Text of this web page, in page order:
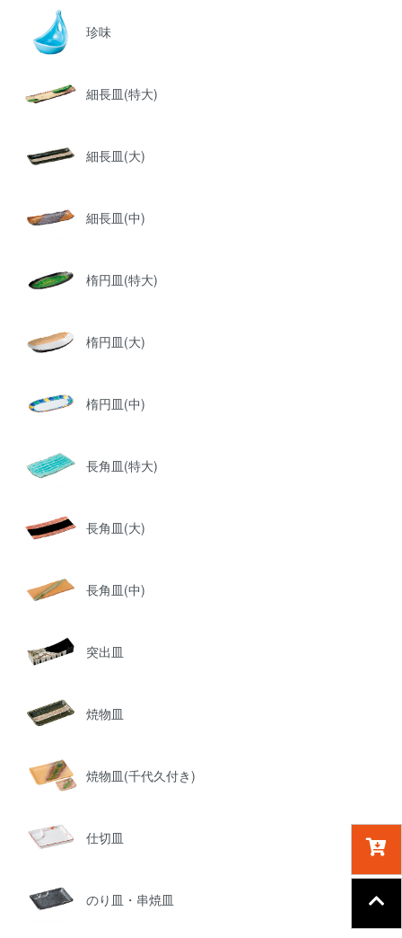
珍味
細長皿(特大)
細長皿(大)
細長皿(中)
楕円皿(特大)
楕円皿(大)
楕円皿(中)
長角皿(特大)
長角皿(大)
長角皿(中)
突出皿
焼物皿
焼物皿(千代久付き)
仕切皿
のり皿・串焼皿